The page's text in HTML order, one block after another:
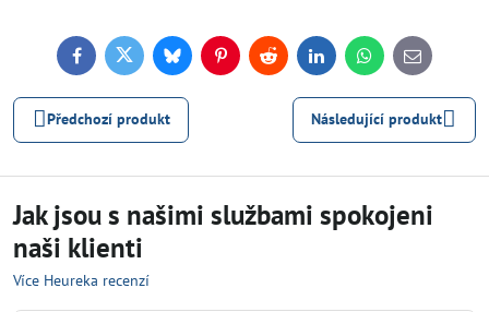
FacebookTwitterBlueskyPinterestReddit LinkedInWhatsApp
E-
mail
Předchozí produkt Následující produkt
Jak jsou s našimi službami spokojeni
naši klienti
Více Heureka recenzí